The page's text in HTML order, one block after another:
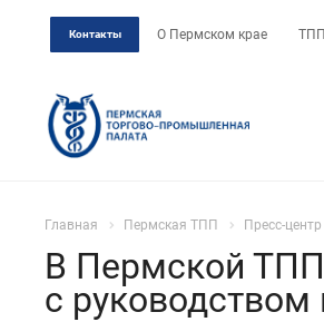
Контакты О Пермском крае
Главная Пермская ТПП Пресс-центр
В Пермской ТПП
с руководством